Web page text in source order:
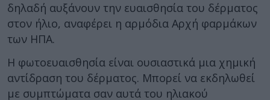
δηλαδή αυξάνουν την ευαισθησία του δέρματος
στον ήλιο, αναφέρει η αρμόδια Αρχή φαρμάκων
των ΗΠΑ.
Η φωτοευαισθησία είναι ουσιαστικά μια χημική
αντίδραση του δέρματος. Μπορεί να εκδηλωθεί
με συμπτώματα σαν αυτά του ηλιακού